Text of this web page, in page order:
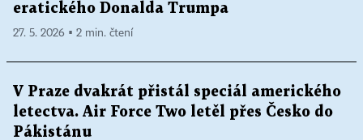
eratického Donalda Trumpa
27. 5. 2026 ▪ 2 min. čtení
V Praze dvakrát přistál speciál amerického
letectva. Air Force Two letěl přes Česko do
Pákistánu